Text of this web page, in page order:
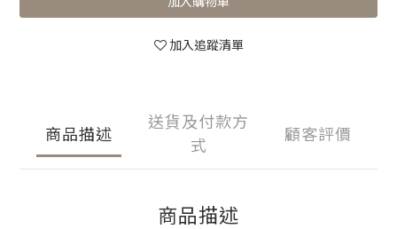
加入追蹤清單
商品描述
送貨及付款方
式
顧客評價
商品描述